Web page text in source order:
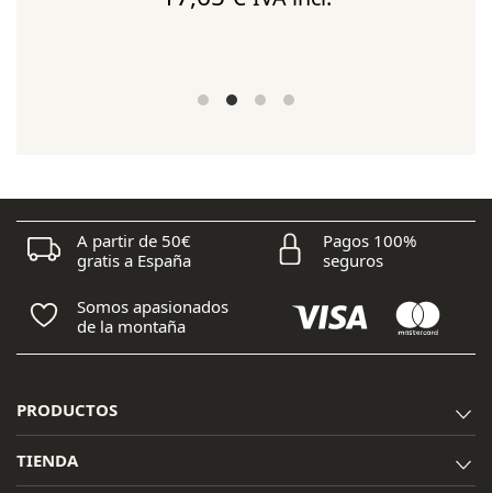
A partir de 50€
gratis a España
Pagos 100%
seguros
Somos apasionados
de la montaña
PRODUCTOS
TIENDA